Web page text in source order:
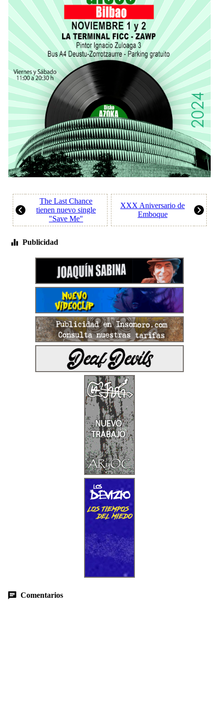
The Last Chance
tienen nuevo single
"Save Me"
XXX Aniversario de
Emboque
Publicidad
Comentarios